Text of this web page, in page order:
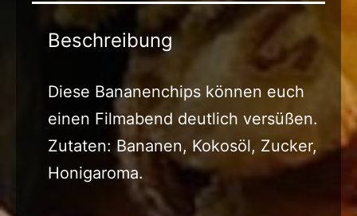
Beschreibung
Diese Bananenchips können euch
einen Filmabend deutlich versüßen.
Zutaten: Bananen, Kokosöl, Zucker,
Honigaroma.